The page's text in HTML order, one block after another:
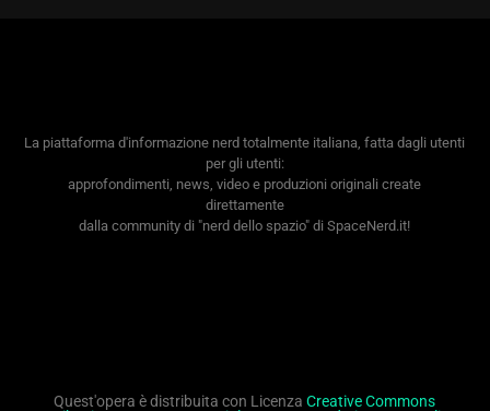
La piattaforma d'informazione nerd totalmente italiana, fatta dagli utenti
per gli utenti:
approfondimenti, news, video e produzioni originali create
direttamente
dalla community di "nerd dello spazio" di SpaceNerd.it!
Quest'opera è distribuita con LicenzaCreative Commons